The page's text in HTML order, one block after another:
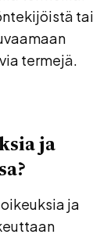
tai
termejä.
ja
ja